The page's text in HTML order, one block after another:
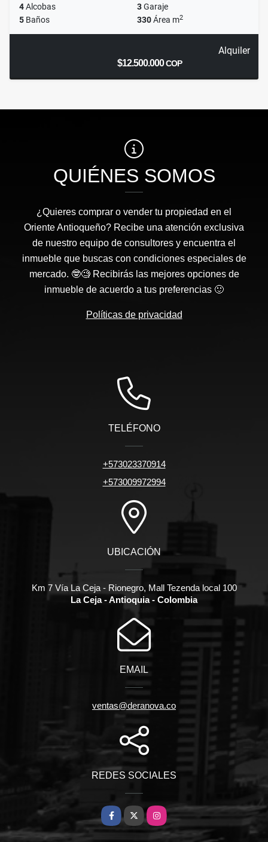
4Alcobas 3Garaje
5 Baños 330Área m2
Alquiler
$12.500.000COP
QUIÉNES SOMOS
¿Quieres comprar o vender tu propiedad en el
Oriente Antioqueño? Recibe una atención exclusiva
de nuestro equipo de consultores y encuentra el
inmueble que buscas con condiciones especiales de
mercado. 🤓🧐 Recibirás las mejores opciones de
inmueble de acuerdo a tus preferencias 🙂
Políticas de privacidad
TELÉFONO
+573023370914
+573009972994
UBICACIÓN
Km 7 Vía La Ceja - Rionegro, Mall Tezenda local 100
La Ceja - Antioquia - Colombia
EMAIL
ventas@deranova.co
REDES SOCIALES
Facebook
X Instagram